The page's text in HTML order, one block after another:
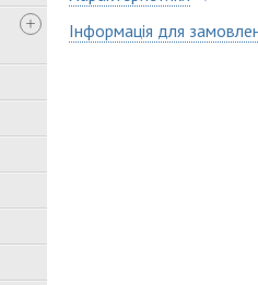
Інформація для